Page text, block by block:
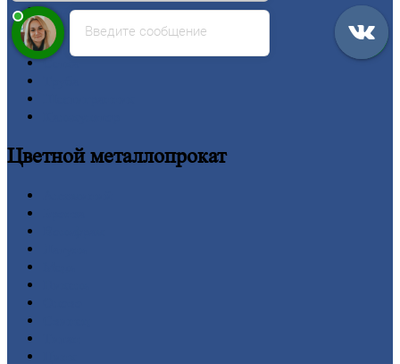
Лист
Проволока
Рельсы
Сетка
Цветнойметаллопрокат
Введите сообщение